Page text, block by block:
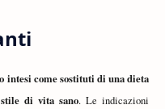
intesi come sostituti di una dieta
di vita sano. Le indicazioni